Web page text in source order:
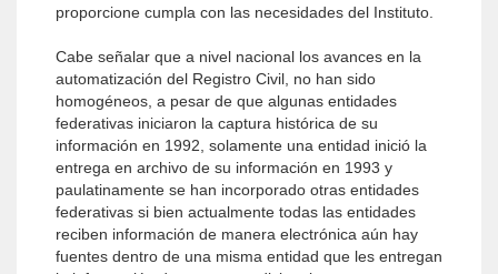
proporcione cumpla con las necesidades del Instituto.
Cabe señalar que a nivel nacional los avances en la
automatización del Registro Civil, no han sido
homogéneos, a pesar de que algunas entidades
federativas iniciaron la captura histórica de su
información en 1992, solamente una entidad inició la
entrega en archivo de su información en 1993 y
paulatinamente se han incorporado otras entidades
federativas si bien actualmente todas las entidades
reciben información de manera electrónica aún hay
fuentes dentro de una misma entidad que les entregan